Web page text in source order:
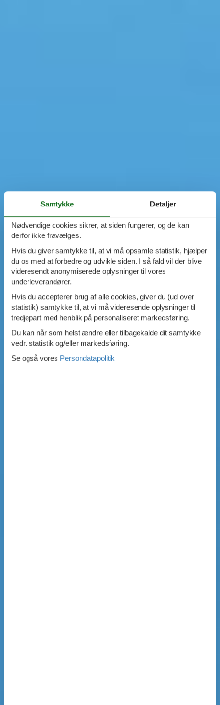
Samtykke Detaljer
Nødvendige cookies sikrer, at siden fungerer, og de kan
derfor ikke fravælges.
Hvis du giver samtykke til, at vi må opsamle statistik, hjælper
du os med at forbedre og udvikle siden. I så fald vil der blive
videresendt anonymiserede oplysninger til vores
underleverandører.
Hvis du accepterer brug af alle cookies, giver du (ud over
statistik) samtykke til, at vi må videresende oplysninger til
tredjepart med henblik på personaliseret markedsføring.
Du kan når som helst ændre eller tilbagekalde dit samtykke
vedr. statistik og/eller markedsføring.
Se også vores Persondatapolitik